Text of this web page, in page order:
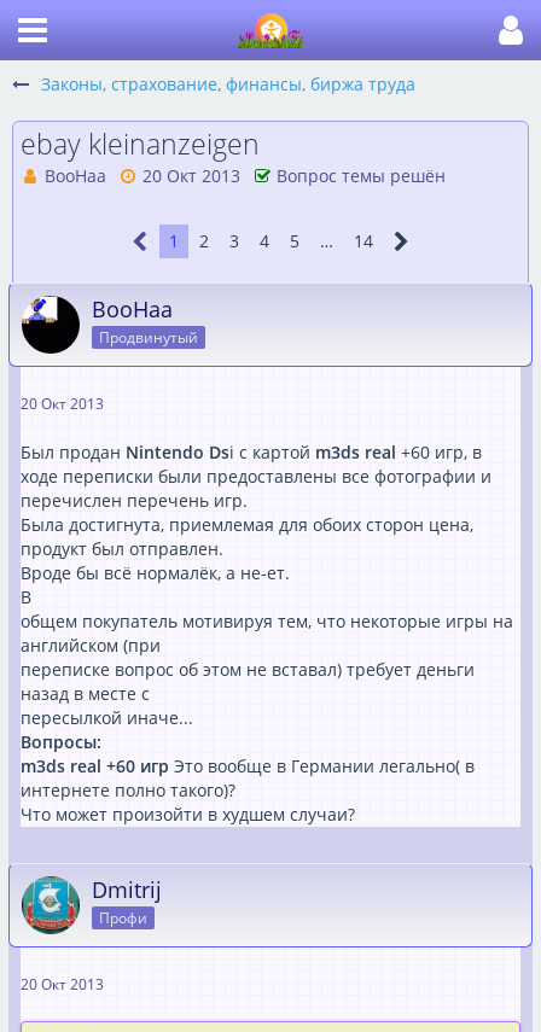
Законы, страхование, финансы, биржа труда
ebay kleinanzeigen
ВооНаа 20 Окт 2013 Вопрос темы решён
1 2 3 4 5 … 14
ВооНаа
Продвинутый
20 Окт 2013
Был продан Nintendo Dsi c картой m3ds real +60 игр, в
ходе переписки были предоставлены все фотографии и
перечислен перечень игр.
Была достигнута, приемлемая для обоих сторон цена,
продукт был отправлен.
Вроде бы всё нормалёк, а не-ет.
В
общем покупатель мотивируя тем, что некоторые игры на
английском (при
переписке вопрос об этом не вставал) требует деньги
назад в месте с
пересылкой иначе...
Вопросы:
m3ds real +60 игр Это вообще в Германии легально( в
интернете полно такого)?
Что может произойти в худшем случаи?
Dmitrij
Профи
20 Окт 2013